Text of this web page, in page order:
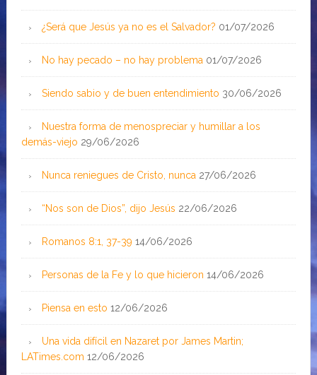
¿Será que Jesús ya no es el Salvador? 01/07/2026
No hay pecado – no hay problema 01/07/2026
Siendo sabio y de buen entendimiento 30/06/2026
Nuestra forma de menospreciar y humillar a los
demás-viejo 29/06/2026
Nunca reniegues de Cristo, nunca 27/06/2026
“Nos son de Dios”, dijo Jesús 22/06/2026
Romanos 8:1, 37-39 14/06/2026
Personas de la Fe y lo que hicieron 14/06/2026
Piensa en esto 12/06/2026
Una vida difícil en Nazaret por James Martin;
LATimes.com 12/06/2026